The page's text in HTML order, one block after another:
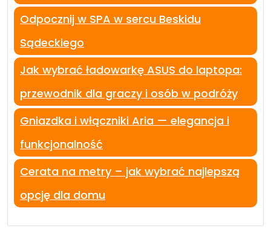
Odpocznij w SPA w sercu Beskidu
Sądeckiego
Jak wybrać ładowarkę ASUS do laptopa:
przewodnik dla graczy i osób w podróży
Gniazdka i włączniki Aria — elegancja i
funkcjonalność
Cerata na metry – jak wybrać najlepszą
opcję dla domu